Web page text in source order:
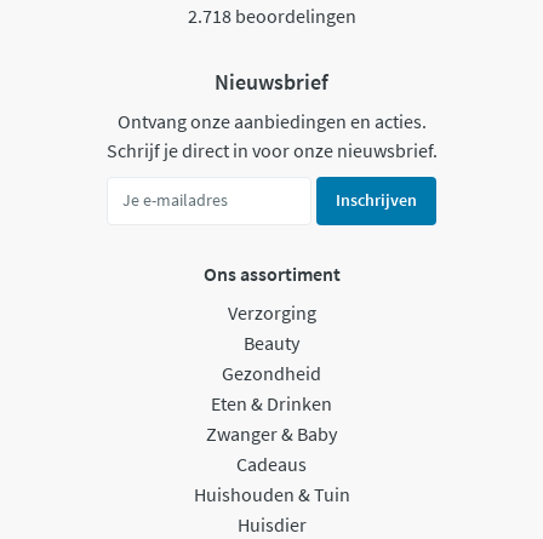
2.718 beoordelingen
Nieuwsbrief
Ontvang onze aanbiedingen en acties.
Schrijf je direct in voor onze nieuwsbrief.
Inschrijven
Ons assortiment
Verzorging
Beauty
Gezondheid
Eten & Drinken
Zwanger & Baby
Cadeaus
Huishouden & Tuin
Huisdier